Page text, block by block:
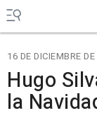
16 DE DICIEMBRE
Hugo
la